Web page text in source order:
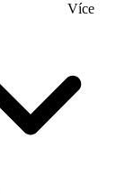
Více